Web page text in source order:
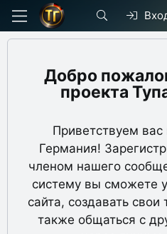
проекта
Приветствуем
Германия!
членом нашего
систему вы сможете
сайта, создавать
также общаться с